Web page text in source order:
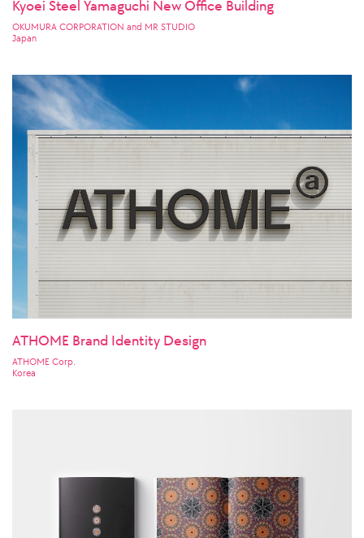
Kyoei Steel Yamaguchi New Office Building
OKUMURA CORPORATION and MR STUDIO
Japan
ATHOME Brand Identity Design
ATHOME Corp.
Korea